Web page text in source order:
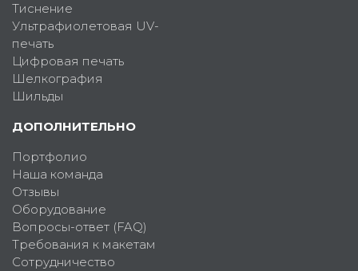
Тиснение
Ультрафиолетовая UV-
печать
Цифровая печать
Шелкография
Шильды
ДОПОЛНИТЕЛЬНО
Портфолио
Наша команда
Отзывы
Оборудование
Вопросы-ответ (FAQ)
Требования к макетам
Сотрудничество